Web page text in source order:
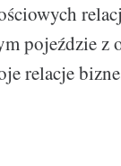
pojeździe
relacje